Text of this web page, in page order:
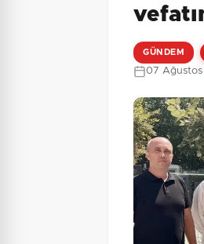
GÜNDEM
07 Ağustos